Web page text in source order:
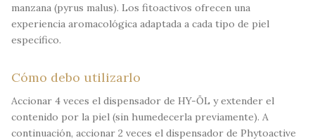
manzana (pyrus malus). Los fitoactivos ofrecen una
experiencia aromacológica adaptada a cada tipo de piel
específico.
Cómo debo utilizarlo
Accionar 4 veces el dispensador de HY-ÖL y extender el
contenido por la piel (sin humedecerla previamente). A
continuación, accionar 2 veces el dispensador de Phytoactive